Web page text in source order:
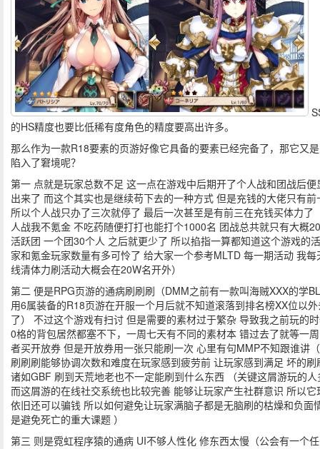
的HS精度也要比低稀有度角色的精度要高出许多。
那么作为一款R18要素的页游好像它具备的要素已经完备了，那它又
陷入了窘境呢？
第一 点就是玩家总数不足 这一点在游戏中后期开了个人战和团战后便
出来了 而这个其实也是继续苟下去的一种方式 但是充钱的大佬只有前
所以个人战只办了三次就停了 最后一次甚至是有前三在充钱买体力了
人战我不氪金 不吃药随便打打也能打个1000名 团战总共就只有大概
活跃团 一个团30个人 之后就更少了 所以掐指一算都知道这个游戏的
家和氪金玩家数量有多可怜了 给大家一个参考MLTD 每一期活动 我每
线清体力刷活动大概会在20W名开外）
第二 便是RPG页游的通病刷刷刷（DMM之前有一款叫海贼XXX的学
用6属装备的R18页游在开服一个月后就不知道滚落到排名榜XX位以
了） 不过这个游戏有扫讨 但是需要的素材过于繁杂 导致我之前玩的
0格的背包居然都塞不下，一周七天有不同的素材本 错过去了就等一
者买开放券 但是开放券用一张只能刷一次 心里有句MMP不知跟谁讲
刷刷刷能够协调次数和难度在玩家感到疲劳前 让玩家感到满足 坏的刷
诸如GBF 刷到天荒地老也不一定能刷到什么东西 （关键这屑游玩的人
而这屑游的在线社交系统也比较完善 能够让玩家产生社群意识 所以它
依旧还可以骗钱 所以如何避免让玩家满脑子都是无脑刷的枯燥和负面
是避免死亡的重大课题 ）
第三 则是霓虹程序猿的通病 UI不够人性化 修东西太慢（公会有一个